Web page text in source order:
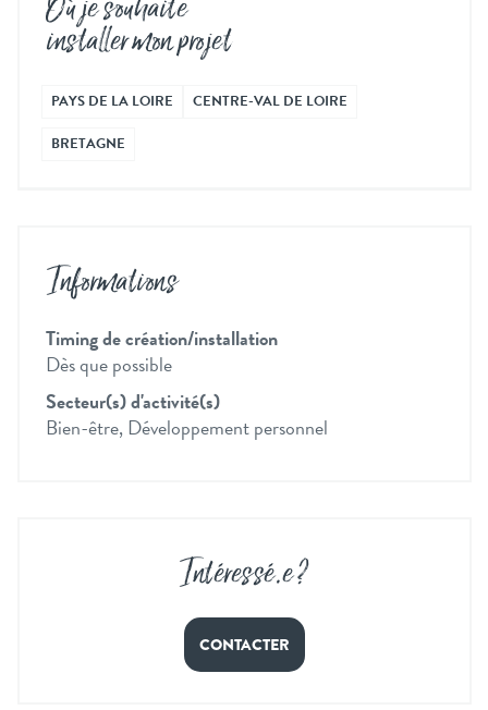
Où je souhaite
installer mon projet
PAYS DE LA LOIRE
CENTRE-VAL DE LOIRE
BRETAGNE
Informations
Timing de création/installation
Dès que possible
Secteur(s) d'activité(s)
Bien-être, Développement personnel
Intéressé.e ?
CONTACTER